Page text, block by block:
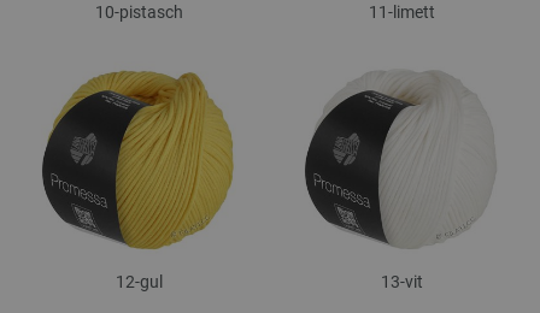
10-pistasch 11-limett
12-gul 13-vit